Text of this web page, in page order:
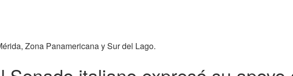
Zona Panamericana y Sur del Lago.